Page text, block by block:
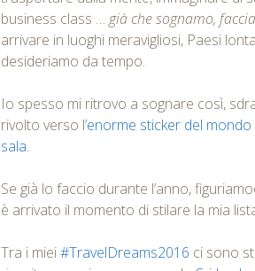
business class …già che sognamo,
arrivare in luoghi meravigliosi, Paesi
desideriamo da tempo.
Io spesso mi ritrovo a sognare così,
rivolto verso l’enorme sticker del
sala.
Se già lo faccio durante l’anno,
è arrivato il momento di stilare la mia
Tra i miei#TravelDreams2016 ci sono